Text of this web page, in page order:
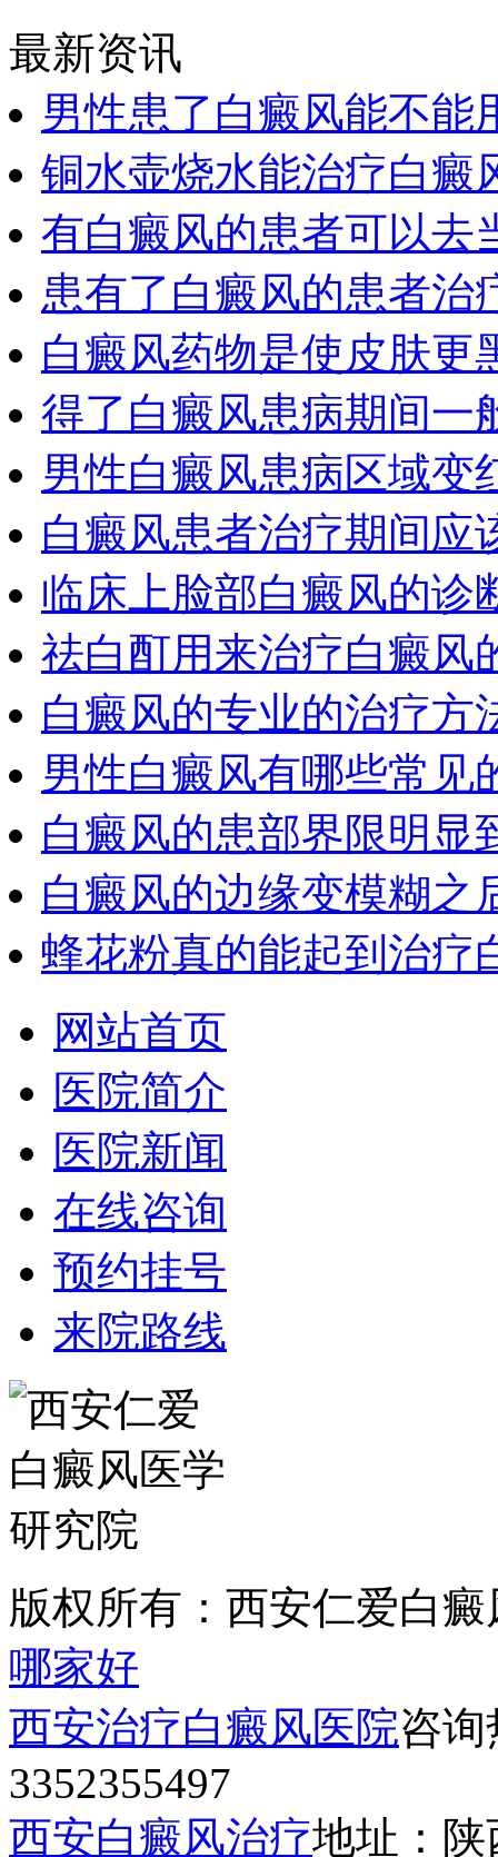
最新资讯
男性患了白癜风能不能
铜水壶烧水能治疗白癜
有白癜风的患者可以去
患有了白癜风的患者治
白癜风药物是使皮肤更
得了白癜风患病期间一
男性白癜风患病区域变
白癜风患者治疗期间应
临床上脸部白癜风的诊
祛白酊用来治疗白癜风
白癜风的专业的治疗方
男性白癜风有哪些常见
白癜风的患部界限明显
白癜风的边缘变模糊之
蜂花粉真的能起到治疗
网站首页
医院简介
医院新闻
在线咨询
预约挂号
来院路线
版权所有：西安仁爱白
哪家好
西安治疗白癜风医院咨询
3352355497
西安白癜风治疗地址：